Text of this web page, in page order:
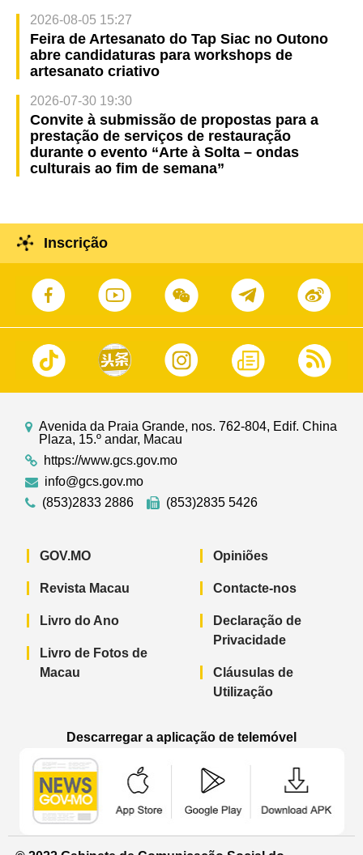
2026-08-05 15:27
Feira de Artesanato do Tap Siac no Outono
abre candidaturas para workshops de
artesanato criativo
2026-07-30 19:30
Convite à submissão de propostas para a
prestação de serviços de restauração
durante o evento “Arte à Solta – ondas
culturais ao fim de semana”
Inscrição
Avenida da Praia Grande, nos. 762-804, Edif. China
Plaza, 15.º andar, Macau
https://www.gcs.gov.mo
info@gcs.gov.mo
(853)2833 2886
(853)2835 5426
GOV.MO
Revista Macau
Livro do Ano
Livro de Fotos de
Macau
Opiniões
Contacte-nos
Declaração de
Privacidade
Cláusulas de
Utilização
Descarregar a aplicação de telemóvel